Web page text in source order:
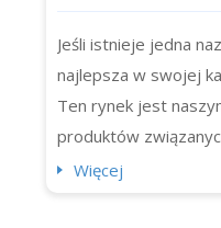
Jeśli istnieje jedna
najlepsza w swojej
Ten rynek jest
produktów
spożywczych, a
Więcej